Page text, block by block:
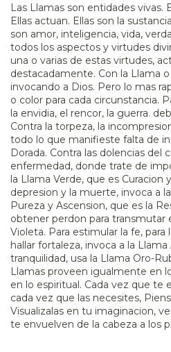
Las Llamas son entidades vivas.
Ellas actuan. Ellas son la
son amor, inteligencia, vida,
todos los aspectos y virtudes
una o varias de estas virtudes,
destacadamente. Con la Llama
invocando a Dios. Pero lo mas
o color para cada circunstancia.
la envidia, el rencor, la guerra.
Contra la torpeza, la
todo lo que manifieste falta de
Dorada. Contra las dolencias del
enfermedad, donde trate de
la Llama Verde, que es Curacion
depresion y la muerte, invoca a
Pureza y Ascension, que es la
obtener perdon para transmutar
Violeta. Para estimular la fe, para
hallar fortaleza, invoca a la
tranquilidad, usa la Llama Oro-
Llamas proveen igualmente en
en lo espiritual. Cada vez que te
cada vez que las necesites,
Visualizalas en tu imaginacion,
te envuelven de la cabeza a los